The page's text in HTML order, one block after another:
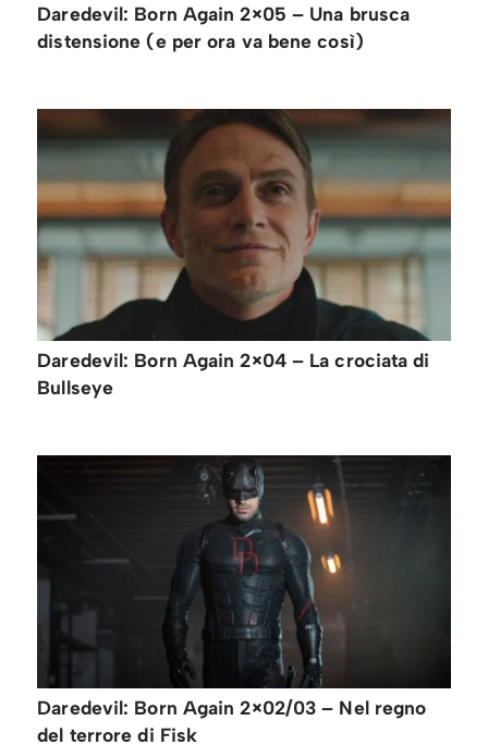
Daredevil: Born Again 2×05 – Una brusca
distensione (e per ora va bene così)
Daredevil: Born Again 2×04 – La crociata di
Bullseye
Daredevil: Born Again 2×02/03 – Nel regno
del terrore di Fisk